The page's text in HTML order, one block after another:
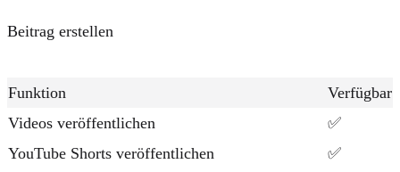
Beitrag erstellen
Funktion
Verfügbar
Videos veröffentlichen
✅
YouTube Shorts veröffentlichen
✅